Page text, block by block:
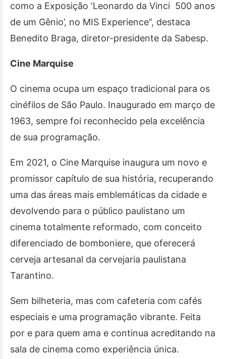
como a Exposição ‘Leonardo da Vinci 500 anos
de um Gênio’, no MIS Experience”, destaca
Benedito Braga, diretor-presidente da Sabesp.
Cine Marquise
O cinema ocupa um espaço tradicional para os
cinéfilos de São Paulo. Inaugurado em março de
1963, sempre foi reconhecido pela excelência
de sua programação.
Em 2021, o Cine Marquise inaugura um novo e
promissor capítulo de sua história, recuperando
uma das áreas mais emblemáticas da cidade e
devolvendo para o público paulistano um
cinema totalmente reformado, com conceito
diferenciado de bomboniere, que oferecerá
cerveja artesanal da cervejaria paulistana
Tarantino.
Sem bilheteria, mas com cafeteria com cafés
especiais e uma programação vibrante. Feita
por e para quem ama e continua acreditando na
sala de cinema como experiência única.